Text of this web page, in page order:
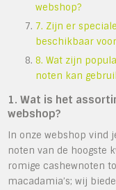
webshop?
7. Zijn er
beschikbaar
8. Wat zijn
noten kan
1. Wat is het
webshop?
In onze webshop vind
noten van de hoogste
romige cashewnoten
macadamia’s; wij